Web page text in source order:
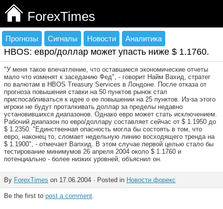
ForexTimes
Прогнозы Сигналы Новости Аналитика
HBOS: евро/доллар может упасть ниже $ 1.1760.
"У меня такое впечатление, что оставшиеся экономические отчеты
мало что изменят к заседанию Фед", - говорит Найм Вахид, стратег
по валютам в HBOS Treasury Services в Лондоне. После отказа от
прогноза повышения ставки на 50 пунктов рынок стал
приспосабливаться к идее о ее повышении на 25 пунктов. Из-за этого
игроки не будут проталкивать доллар за пределы недавно
установившихся диапазонов. Однако евро может стать исключением.
Рабочий диапазон по евро/доллару составляет сейчас от $ 1.1950 до
$ 1.2350. "Единственная опасность могла бы состоять в том, что
евро, наконец то, сломает недельную линию восходящего тренда на
$ 1.1900", - отмечает Вапхид. В этом случае первой целью стало бы
тестирование минимумов 26 апреля 2004 около $ 1.1760 и
потенциально - более низких уровней, объяснил он.
By ForexTimes on 17.06.2004 · Posted in Новости форекс
Be the first to post a comment.